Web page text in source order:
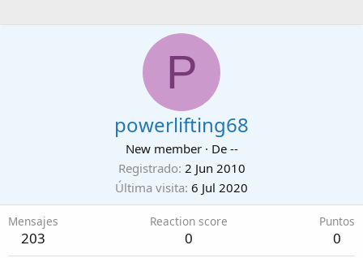
P
powerlifting68
New member · De --
Registrado 2 Jun 2010
Última visita 6 Jul 2020
Mensajes
203
Reaction score
0
Puntos
0